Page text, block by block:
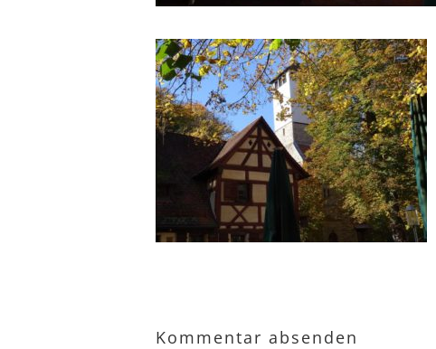
Kommentar absenden